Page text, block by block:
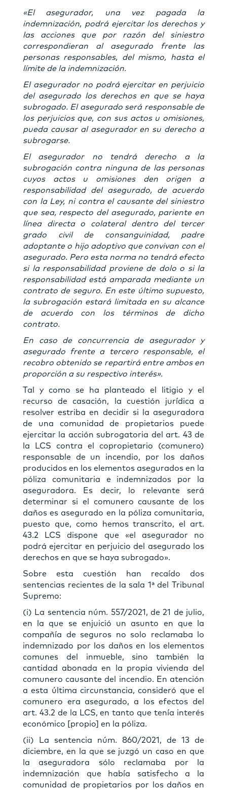
«El asegurador, una vez pagada la
indemnización, podrá ejercitar los derechos y
las acciones que por razón del siniestro
correspondieran al asegurado frente las
personas responsables, del mismo, hasta el
límite de la indemnización.
El asegurador no podrá ejercitar en perjuicio
del asegurado los derechos en que se haya
subrogado. El asegurado será responsable de
los perjuicios que, con sus actos u omisiones,
pueda causar al asegurador en su derecho a
subrogarse.
El asegurador no tendrá derecho a la
subrogación contra ninguna de las personas
cuyos actos u omisiones den origen a
responsabilidad del asegurado, de acuerdo
con la Ley, ni contra el causante del siniestro
que sea, respecto del asegurado, pariente en
línea directa o colateral dentro del tercer
grado civil de consanguinidad, padre
adoptante o hijo adoptivo que convivan con el
asegurado. Pero esta norma no tendrá efecto
si la responsabilidad proviene de dolo o si la
responsabilidad está amparada mediante un
contrato de seguro. En este último supuesto,
la subrogación estará limitada en su alcance
de acuerdo con los términos de dicho
contrato.
En caso de concurrencia de asegurador y
asegurado frente a tercero responsable, el
recobro obtenido se repartirá entre ambos en
proporción a su respectivo interés».
Tal y como se ha planteado el litigio y el
recurso de casación, la cuestión jurídica a
resolver estriba en decidir si la aseguradora
de una comunidad de propietarios puede
ejercitar la acción subrogatoria del art. 43 de
la LCS contra el copropietario (comunero)
responsable de un incendio, por los daños
producidos en los elementos asegurados en la
póliza comunitaria e indemnizados por la
aseguradora. Es decir, lo relevante será
determinar si el comunero causante de los
daños es asegurado en la póliza comunitaria,
puesto que, como hemos transcrito, el art.
43.2 LCS dispone que «el asegurador no
podrá ejercitar en perjuicio del asegurado los
derechos en que se haya subrogado».
Sobre esta cuestión han recaído dos
sentencias recientes de la sala 1ª del Tribunal
Supremo:
(i) La sentencia núm. 557/2021, de 21 de julio,
en la que se enjuició un asunto en que la
compañía de seguros no solo reclamaba lo
indemnizado por los daños en los elementos
comunes del inmueble, sino también la
cantidad abonada en la propia vivienda del
comunero causante del incendio. En atención
a esta última circunstancia, consideró que el
comunero era asegurado, a los efectos del
art. 43.2 de la LCS, en tanto que tenía interés
económico [propio] en la póliza.
(ii) La sentencia núm. 860/2021, de 13 de
diciembre, en la que se juzgó un caso en que
la aseguradora sólo reclamaba por la
indemnización que había satisfecho a la
comunidad de propietarios por los daños en